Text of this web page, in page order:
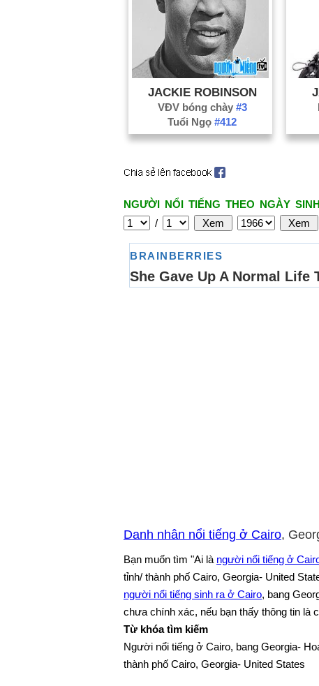
JACKIE ROBINSON
VĐV bóng chày #3
Tuổi Ngọ#412
NGƯỜI NỔI TIẾNG THEO NGÀY
/
Danh nhân nổi tiếng ở Cairo,
Bạn muốn tìm "Ai là người nổi tiếng ở
tỉnh/ thành phố Cairo, Georgia- United
người nổi tiếng sinh ra ở Cairo, bang
chưa chính xác, nếu bạn thấy thông tin là
Từ khóa tìm kiếm
Người nổi tiếng ở Cairo, bang Georgia-
thành phố Cairo, Georgia- United States